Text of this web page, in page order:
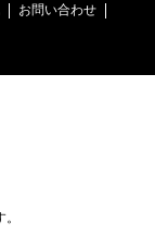
お問い合わせ